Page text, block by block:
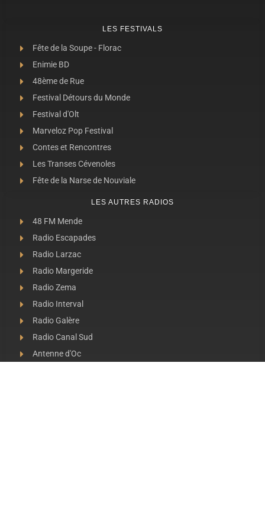
LES FESTIVALS
Fête de la Soupe - Florac
Enimie BD
48ème de Rue
Festival Détours du Monde
Festival d'Olt
Marveloz Pop Festival
Contes et Rencontres
Les Transes Cévenoles
Fête de la Narse de Nouviale
LES AUTRES RADIOS
48 FM Mende
Radio Escapades
Radio Larzac
Radio Margeride
Radio Zema
Radio Interval
Radio Galère
Radio Canal Sud
Antenne d'Oc